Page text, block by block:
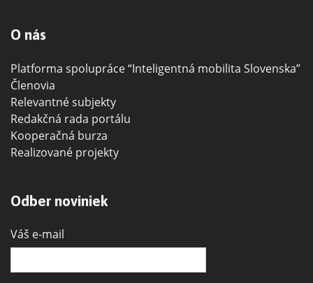
O nás
Platforma spolupráce “Inteligentná mobilita Slovenska”
Členovia
Relevantné subjekty
Redakčná rada portálu
Kooperačná burza
Realizované projekty
Odber noviniek
Váš e-mail